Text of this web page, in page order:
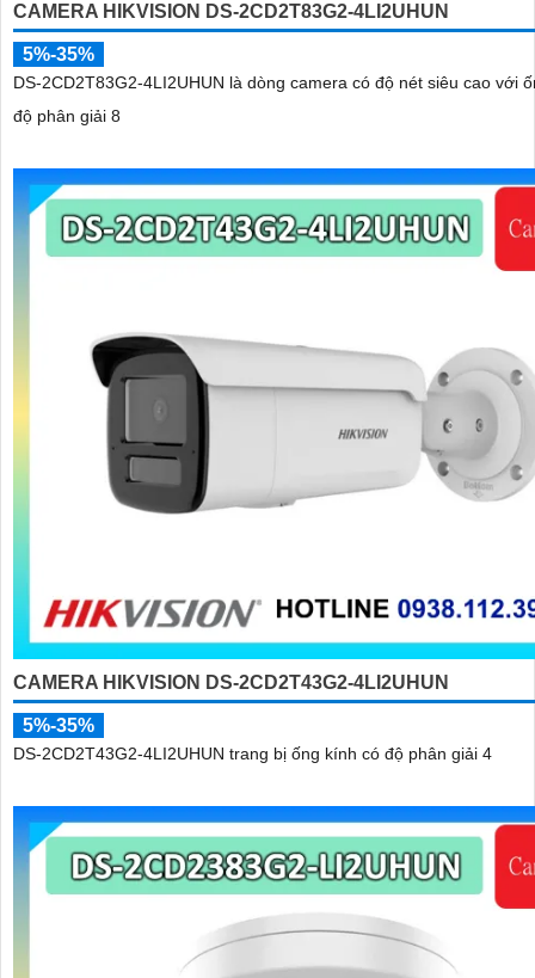
CAMERA HIKVISION DS-2CD2T83G2-4LI2UHUN
5%-35%
DS-2CD2T83G2-4LI2UHUN là dòng camera có độ nét siêu cao với
độ phân giải 8
CAMERA HIKVISION DS-2CD2T43G2-4LI2UHUN
5%-35%
DS-2CD2T43G2-4LI2UHUN trang bị ống kính có độ phân giải 4